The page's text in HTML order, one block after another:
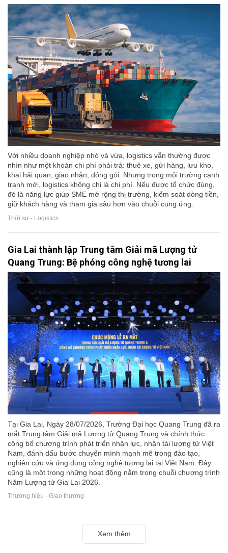
Với nhiều doanh nghiệp nhỏ và vừa, logistics vẫn thường được
nhìn như một khoản chi phí phải trả: thuê xe, gửi hàng, lưu kho,
khai hải quan, giao nhận, đóng gói. Nhưng trong môi trường cạnh
tranh mới, logistics không chỉ là chi phí. Nếu được tổ chức đúng,
đó là năng lực giúp SME mở rộng thị trường, kiểm soát dòng tiền,
giữ khách hàng và tham gia sâu hơn vào chuỗi cung ứng.
Thời sự - Logistics
Gia Lai thành lập Trung tâm Giải mã Lượng tử
Quang Trung: Bệ phóng công nghệ tương lai
Tại Gia Lai, Ngày 28/07/2026, Trường Đại học Quang Trung đã ra
mắt Trung tâm Giải mã Lượng tử Quang Trung và chính thức
công bố chương trình phát triển nhân lực, nhân tài lượng tử Việt
Nam, đánh dấu bước chuyển mình mạnh mẽ trong đào tạo,
nghiên cứu và ứng dụng công nghệ tương lai tại Việt Nam. Đây
cũng là một trong những hoạt động nằm trong chuỗi chương trình
Năm Lượng tử Gia Lai 2026.
Thương hiệu - Giao thương
Xem thêm